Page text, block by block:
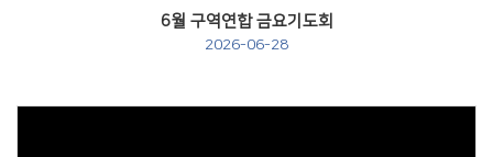
6월 구역연합 금요기도회
2026-06-28